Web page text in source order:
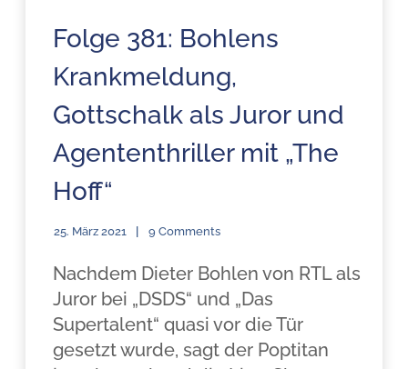
Folge 381: Bohlens
Krankmeldung,
Gottschalk als Juror und
Agententhriller mit „The
Hoff“
25. März 2021 9 Comments
Nachdem Dieter Bohlen von RTL als
Juror bei „DSDS“ und „Das
Supertalent“ quasi vor die Tür
gesetzt wurde, sagt der Poptitan